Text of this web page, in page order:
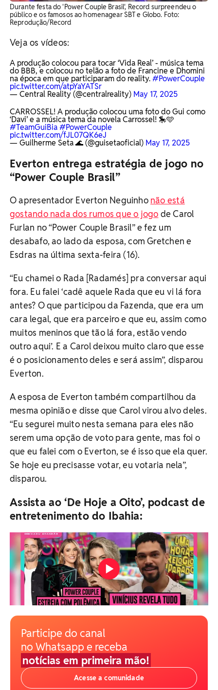
Durante festa do 'Power Couple Brasil', Record surpreendeu o
público e os famosos ao homenagear SBT e Globo. Foto:
Reprodução/Record
Veja os vídeos:
A produção colocou para tocar ‘Vida Real’ - música tema
do BBB, e colocou no telão a foto de Francine e Dhomini
na época em que participaram do reality.#PowerCouple
pic.twitter.com/atpYaYATSr
— Central Reality (@centralreality) May 17, 2025
CARROSSEL! A produção colocou uma foto do Gui como
‘Davi’ e a música tema da novela Carrossel! 🎠🩵
#TeamGuiBia#PowerCouple
pic.twitter.com/fJL07QK6eJ
— Guilherme Seta 🌊 (@guisetaoficial) May 17, 2025
Everton entrega estratégia de jogo no
“Power Couple Brasil”
O apresentador Everton Neguinho não está
gostando nada dos rumos que o jogo de Carol
Furlan no “Power Couple Brasil” e fez um
desabafo, ao lado da esposa, com Gretchen e
Esdras na última sexta-feira (16).
“Eu chamei o Rada [Radamés] pra conversar aqui
fora. Eu falei ‘cadê aquele Rada que eu vi lá fora
antes? O que participou da Fazenda, que era um
cara legal, que era parceiro e que eu, assim como
muitos meninos que tão lá fora, estão vendo
outro aqui’. E a Carol deixou muito claro que esse
é o posicionamento deles e será assim”, disparou
Everton.
A esposa de Everton também compartilhou da
mesma opinião e disse que Carol virou alvo deles.
“Eu segurei muito nesta semana para eles não
serem uma opção de voto para gente, mas foi o
que eu falei com o Everton, se é isso que ela quer.
Se hoje eu precisasse votar, eu votaria nela”,
disparou.
Assista ao ‘De Hoje a Oito’, podcast de
entretenimento do Ibahia:
Participe do canal
no Whatsapp e receba
notícias em primeira mão!
Acesse a comunidade